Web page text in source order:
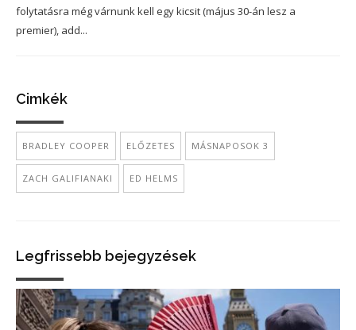
folytatásra még várnunk kell egy kicsit (május 30-án lesz a
premier), add...
Cimkék
BRADLEY COOPER ELŐZETES MÁSNAPOSOK 3
ZACH GALIFIANAKI ED HELMS
Legfrissebb bejegyzések